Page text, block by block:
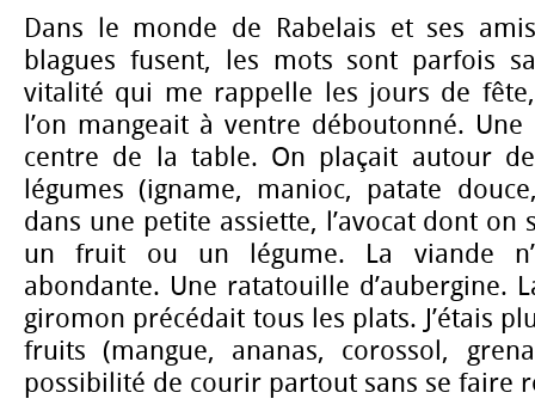
Dans le monde de Rabelais et ses
blagues fusent, les mots sont parfois
vitalité qui me rappelle les jours de
l’on mangeait à ventre déboutonné.
centre de la table. On plaçait autour
légumes (igname, manioc, patate
dans une petite assiette, l’avocat dont on
un fruit ou un légume. La viande
abondante. Une ratatouille d’aubergine.
giromon précédait tous les plats. J’étais
fruits (mangue, ananas, corossol,
possibilité de courir partout sans se faire